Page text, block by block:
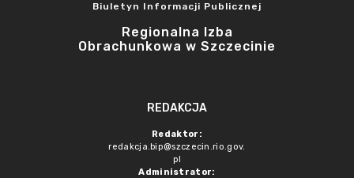
Biuletyn Informacji Publicznej
Regionalna Izba
Obrachunkowa w Szczecinie
REDAKCJA
Redaktor:
redakcja.bip@szczecin.rio.gov.
pl
Administrator: